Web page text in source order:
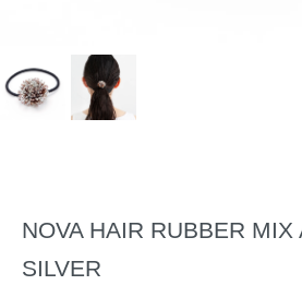
NOVA HAIR RUBBER MIX
SILVER